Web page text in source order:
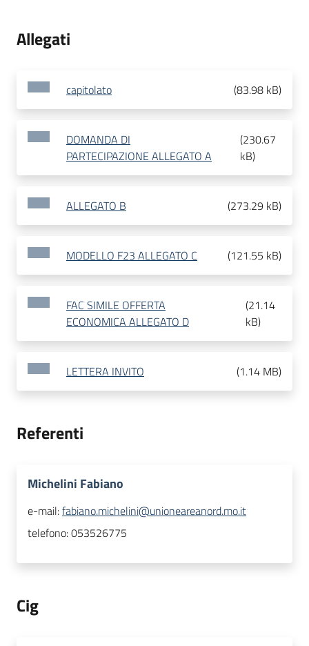
Allegati
capitolato (83.98 kB)
DOMANDA DI
PARTECIPAZIONE ALLEGATO A
(230.67
kB)
ALLEGATO B (273.29 kB)
MODELLO F23 ALLEGATO C (121.55 kB)
FAC SIMILE OFFERTA
ECONOMICA ALLEGATO D
(21.14
kB)
LETTERA INVITO (1.14 MB)
Referenti
Michelini Fabiano
e-mail:fabiano.michelini@unioneareanord.mo.it
telefono:053526775
Cig